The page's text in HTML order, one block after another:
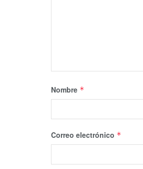
Nombre *
Correo electrónico *